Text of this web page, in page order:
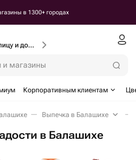
в 1300+ городах
Введите город, улицу и дом доставки
и магазины
Корпоративным клиентам
Выпечка в Балашихе
в Балашихе